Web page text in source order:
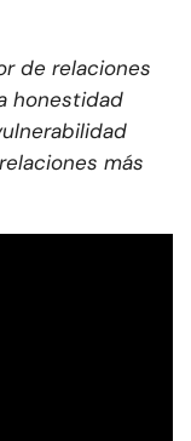
de relaciones
honestidad
más